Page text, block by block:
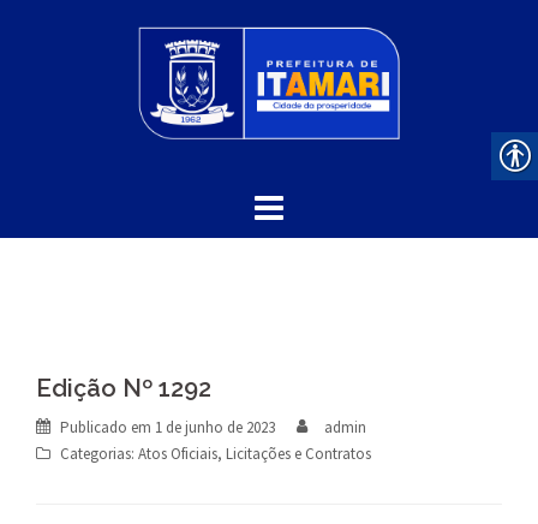
Edição Nº 1292
Publicado em 1 de junho de 2023
admin
Categorias: Atos Oficiais, Licitações e Contratos